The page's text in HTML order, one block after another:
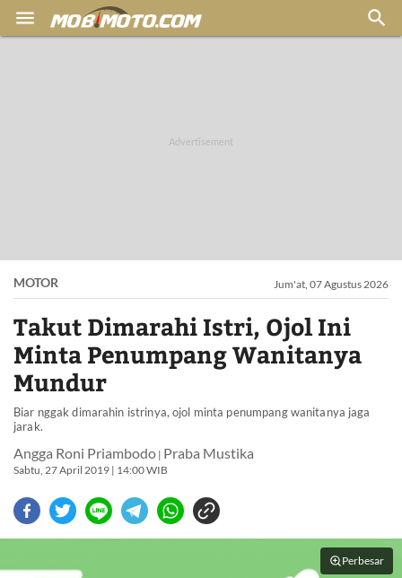
 
MOTOR Jum'at, 07 Agustus 2026
Takut Dimarahi Istri, Ojol Ini
Minta Penumpang Wanitanya
Mundur
Biar nggak dimarahin istrinya, ojol minta penumpang wanitanya jaga
jarak.
Angga Roni Priambodo | Praba Mustika
Sabtu, 27 April 2019 | 14:00 WIB
Perbesar